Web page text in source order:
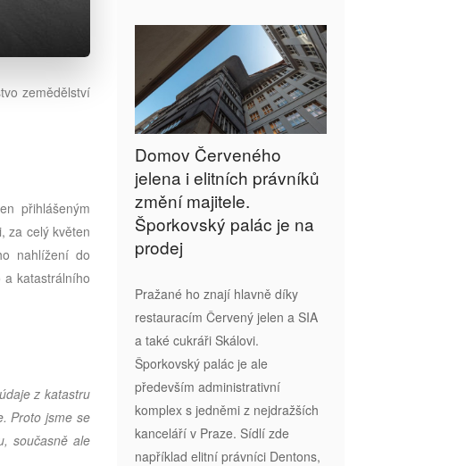
zemědělství
přihlášeným
za celý květen
nahlížení do
a katastrálního
z katastru
Proto jsme se
současně ale
Domov Červeného
jelena i elitních právníků
změní majitele.
Šporkovský palác je na
prodej
Pražané ho znají hlavně díky
restauracím Červený jelen a SIA
a také cukráři Skálovi.
Šporkovský palác je ale
především administrativní
komplex s jedněmi z nejdražších
kanceláří v Praze. Sídlí zde
například elitní právníci Dentons,